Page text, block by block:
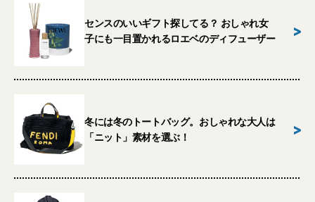
センスのいいギフト探してる？ おしゃれ女
子にも一目置かれるロエベのディフューザー
>
冬には冬のトートバッグ。おしゃれな大人は
「ニット」素材を選ぶ！
>